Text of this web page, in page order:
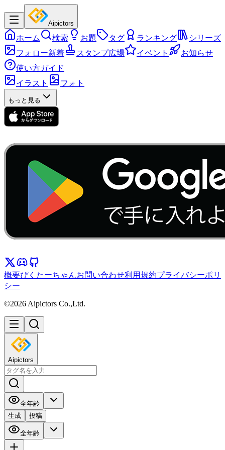
Aipictors
ホーム 検索 お題 タグ ランキング
シリーズ
フォロー新着
スタンプ広場 イベント
お知らせ
使い方ガイド
イラスト
フォト
もっと見る
概要ぴくたーちゃんお問い合わせ利用規約プライバシーポリ
シー
©2026 Aipictors Co.,Ltd.
Aipictors
全年齢
生成
投稿
全年齢